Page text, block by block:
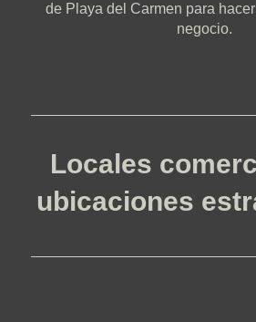
de Playa del Carmen para
negocio.
Locales
ubicaciones